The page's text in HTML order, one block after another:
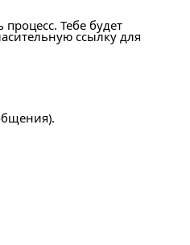
Тебе будет
ссылку для